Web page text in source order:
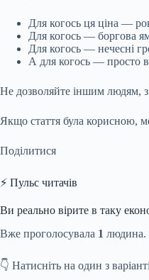
Для когось ця ціна —
Для когось — боргова
Для когось — нечесні
А для когось — просто
Не дозволяйте іншим людям,
Якщо стаття була корисною,
Поділитися
⚡ Пульс читачів
Ви реально вірите в таку
Вже проголосувала 1 людина.
👇 Натисніть на один з